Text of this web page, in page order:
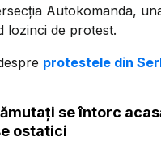
Autokomanda,
lozinci de protest.
protestele din
se întorc
ostatici